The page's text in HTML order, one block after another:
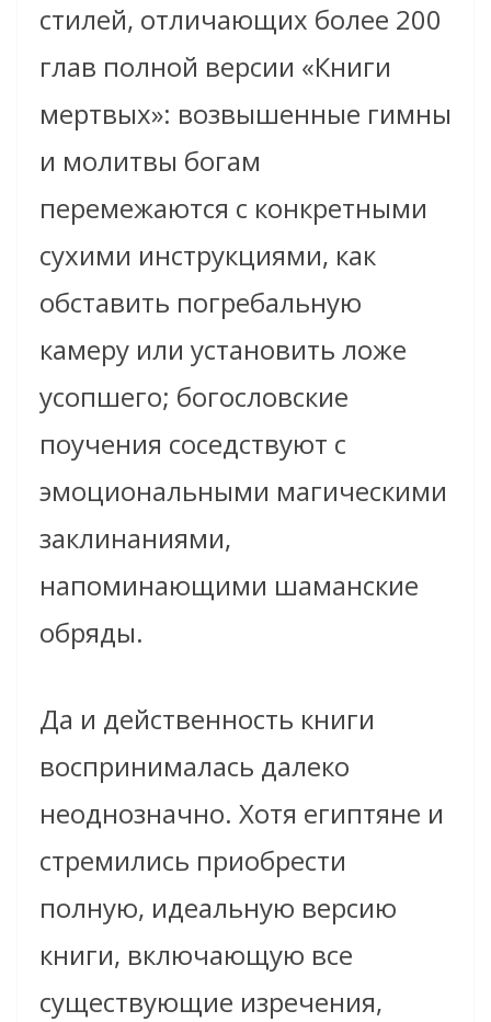
стилей, отличающих более 200
глав полной версии «Книги
мертвых»: возвышенные гимны
и молитвы богам
перемежаются с конкретными
сухими инструкциями, как
обставить погребальную
камеру или установить ложе
усопшего; богословские
поучения соседствуют с
эмоциональными магическими
заклинаниями,
напоминающими шаманские
обряды.
Да и действенность книги
воспринималась далеко
неоднозначно. Хотя египтяне и
стремились приобрести
полную, идеальную версию
книги, включающую все
существующие изречения,